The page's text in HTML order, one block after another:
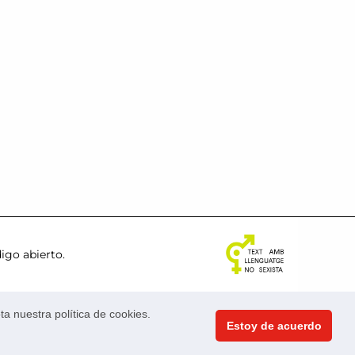
nuestra política de cookies.
Estoy de acuerdo
abierto.